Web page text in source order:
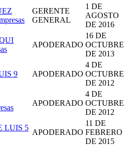
GERENTE
GENERAL
1 DE
AGOSTO
DE 2016
APODERADO
16 DE
OCTUBRE
DE 2013
9
APODERADO
4 DE
OCTUBRE
DE 2012
APODERADO
4 DE
OCTUBRE
DE 2012
LUIS 5
APODERADO
11 DE
FEBRERO
DE 2015